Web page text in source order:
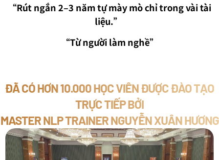
“Rút ngắn 2–3 năm tự mày mò chỉ trong vài tài
liệu.”
“Từ người làm nghề”
ĐÃ CÓ HƠN 10.000 HỌC VIÊN ĐƯỢC ĐÀO TẠO
TRỰC TIẾP BỞI
MASTER NLP TRAINER NGUYỄN XUÂN HƯƠNG